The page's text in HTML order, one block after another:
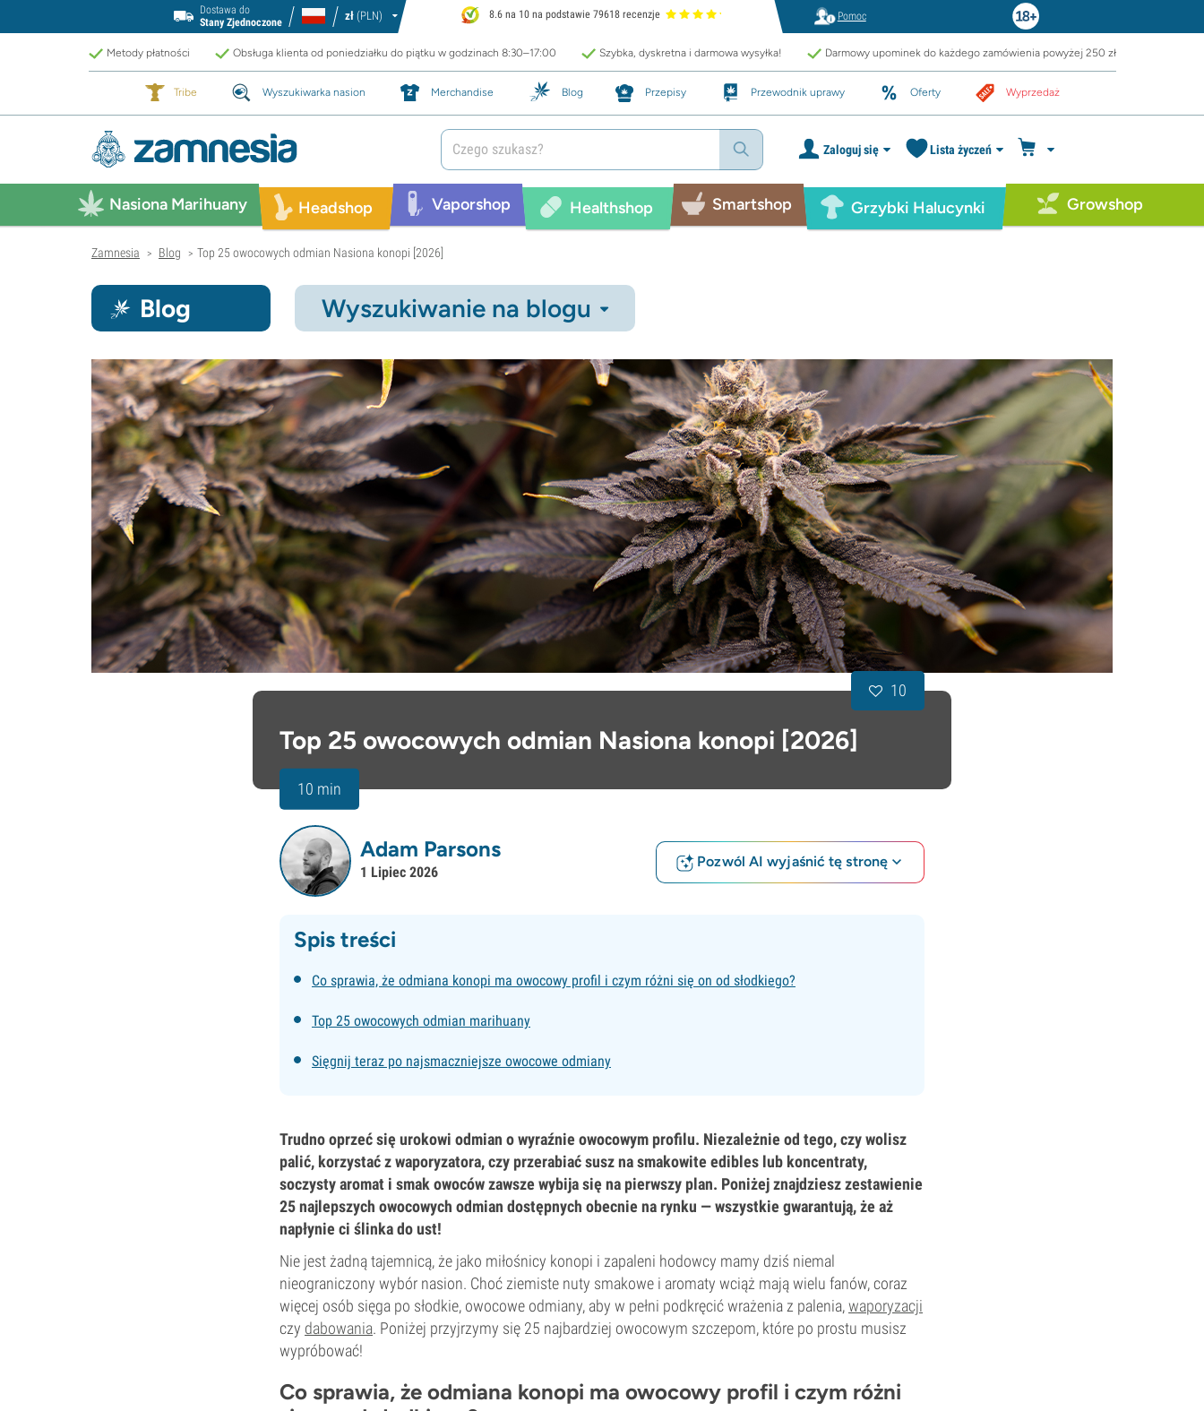
Dostawa do
Stany Zjednoczone
zł (PLN) 8.6 na 10 na podstawie 79618 recenzje Pomoc
Metody płatności Obsługa klienta od poniedziałku do piątku w godzinach 8:30–17:00 Szybka, dyskretna i darmowa wysyłka! Darmowy upominek do każdego zamówienia powyżej 250 zł
Tribe Wyszukiwarka nasion Merchandise Blog Przepisy Przewodnik uprawy Oferty Wyprzedaż
Zaloguj się Lista życzeń
Nasiona Marihuany Headshop Vaporshop Healthshop Smartshop Grzybki Halucynki Growshop
Zamnesia > Blog > Top 25 owocowych odmian Nasiona konopi [2026]
Blog Wyszukiwanie na blogu
Top 25 owocowych odmian Nasiona konopi [2026]
10 min
10
Adam Parsons
1 Lipiec 2026
Pozwól AI wyjaśnić tę stronę
Spis treści
Co sprawia, że odmiana konopi ma owocowy profil i czym różni się on od słodkiego?
Top 25 owocowych odmian marihuany
Sięgnij teraz po najsmaczniejsze owocowe odmiany
Trudno oprzeć się urokowi odmian o wyraźnie owocowym profilu. Niezależnie od tego, czy wolisz
palić, korzystać z waporyzatora, czy przerabiać susz na smakowite edibles lub koncentraty,
soczysty aromat i smak owoców zawsze wybija się na pierwszy plan. Poniżej znajdziesz zestawienie
25 najlepszych owocowych odmian dostępnych obecnie na rynku — wszystkie gwarantują, że aż
napłynie ci ślinka do ust!
Nie jest żadną tajemnicą, że jako miłośnicy konopi i zapaleni hodowcy mamy dziś niemal
nieograniczony wybór nasion. Choć ziemiste nuty smakowe i aromaty wciąż mają wielu fanów, coraz
więcej osób sięga po słodkie, owocowe odmiany, aby w pełni podkręcić wrażenia z palenia,waporyzacji
czy dabowania. Poniżej przyjrzymy się 25 najbardziej owocowym szczepom, które po prostu musisz
wypróbować!
Co sprawia, że odmiana konopi ma owocowy profil i czym różni